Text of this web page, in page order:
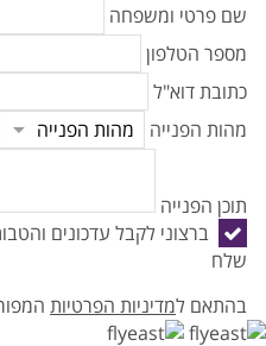
שם פרטי ומשפחה
מספר הטלפון
כתובת דוא"ל
מהות הפנייה
תוכן הפנייה
ברצוני לקבל עדכונים
שלח
בהתאם למדיניות הפרטיות